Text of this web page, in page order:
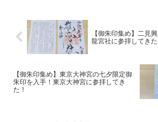
【御朱印集め】二見
龍宮社に参拝してき
【御朱印集め】東京大神宮の七夕限定御
朱印を入手！東京大神宮に参拝してき
た！